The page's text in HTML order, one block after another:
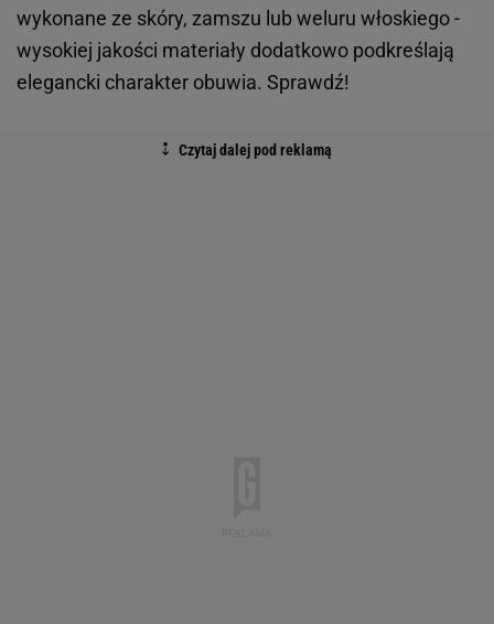
wykonane ze skóry, zamszu lub weluru włoskiego -
wysokiej jakości materiały dodatkowo podkreślają
elegancki charakter obuwia. Sprawdź!